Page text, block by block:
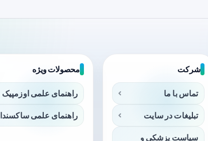
شرکت
تماس با ما
تبلیغات در سایت
سیاست پزشکی و
محصولات ویژه
راهنمای علمی اوزمپیک
راهنمای علمی ساکسندا